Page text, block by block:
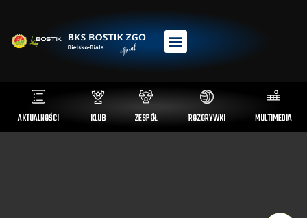
AKTUALNOŚCI KLUB ZESPÓŁ ROZGRYWKI MULTIMEDIA